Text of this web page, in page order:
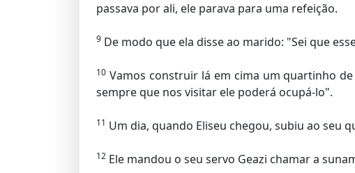
passava por ali, ele parava para uma refeição.
9 De modo que ela disse ao marido: "Sei que
10 Vamos construir lá em cima um quartinho
sempre que nos visitar ele poderá ocupá-lo".
11 Um dia, quando Eliseu chegou, subiu ao seu
12 Ele mandou o seu servo Geazi chamar a